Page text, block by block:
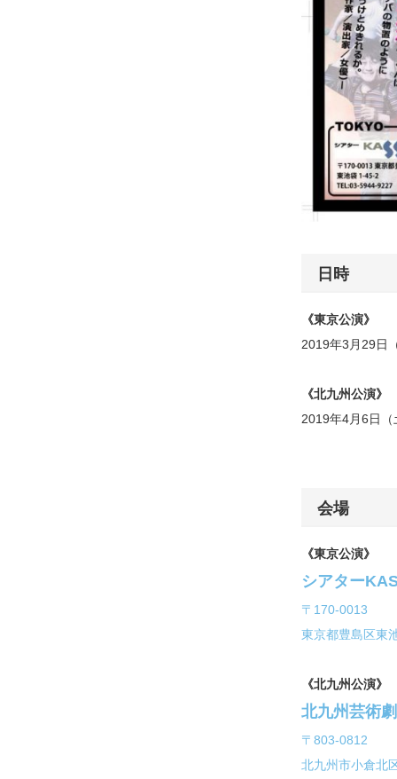
日時
《東京公演》
2019年3月29日
《北九州公演》
2019年4月6日
会場
《東京公演》
シアター
〒170-0013
東京都豊島区東
《北九州公演》
北九州芸術
〒803-0812
北九州市小倉北